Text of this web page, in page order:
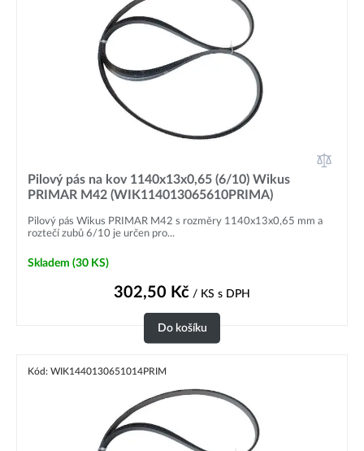
Pilový pás na kov 1140x13x0,65 (6/10) Wikus
PRIMAR M42 (WIK114013065610PRIMA)
Pilový pás Wikus PRIMAR M42 s rozměry 1140x13x0,65 mm a
roztečí zubů 6/10 je určen pro...
Skladem (30 KS)
302,50 Kč / KS s DPH
Do košíku
Kód: WIK1440130651014PRIM